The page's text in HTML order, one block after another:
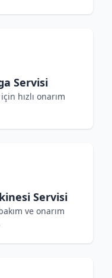
Servisi
hızlı onarım
Servisi
ve onarım